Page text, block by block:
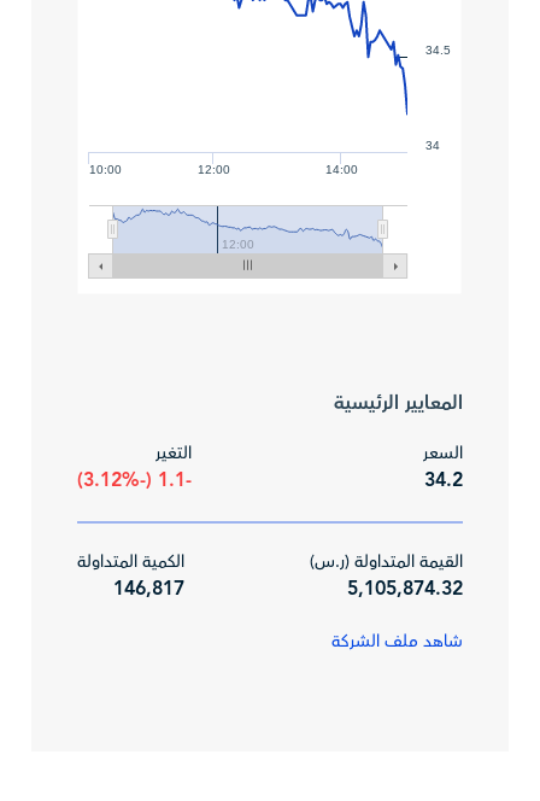
10:00 12:00 14:00
12:00
34
34.5
المعايير الرئيسية
السعر
34.2
التغير
-1.1 (-3.12%)
القيمة المتداولة (ر.س)
5,105,874.32
الكمية المتداولة
146,817
شاهد ملف الشركة